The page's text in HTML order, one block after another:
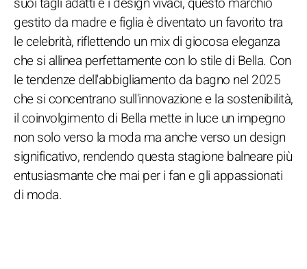
gestito da madre e figlia è diventato un favorito tra
le celebrità, riflettendo un mix di giocosa eleganza
che si allinea perfettamente con lo stile di Bella. Con
le tendenze dell'abbigliamento da bagno nel 2025
che si concentrano sull'innovazione e la sostenibilità,
il coinvolgimento di Bella mette in luce un impegno
non solo verso la moda ma anche verso un design
significativo, rendendo questa stagione balneare più
entusiasmante che mai per i fan e gli appassionati
di moda.